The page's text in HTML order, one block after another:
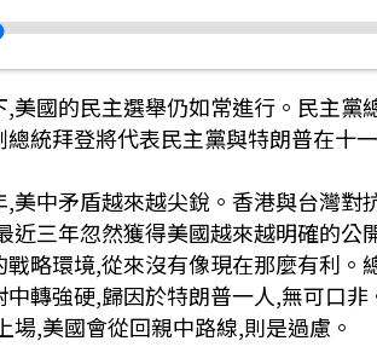
,美國的民主選舉仍如常進行。民主黨
總統拜登將代表民主黨與特朗普在十
,美中矛盾越來越尖銳。香港與台灣對
近三年忽然獲得美國越來越明確的公
戰略環境,從來沒有像現在那麼有利。
中轉強硬,歸因於特朗普一人,無可口
場,美國會從回親中路線,則是過慮。